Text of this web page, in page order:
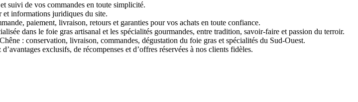
suivi de vos commandes en toute simplicité.
et informations juridiques du site.
paiement, livraison, retours et garanties pour vos achats en toute confiance.
dans le foie gras artisanal et les spécialités gourmandes, entre tradition, savoir-faire et passion du terroir.
: conservation, livraison, commandes, dégustation du foie gras et spécialités du Sud-Ouest.
exclusifs, de récompenses et d’offres réservées à nos clients fidèles.